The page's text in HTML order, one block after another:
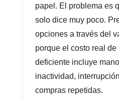
papel. El problema es
solo dice muy poco.
opciones a través del
porque el costo real de
deficiente incluye
inactividad,
compras repetidas.